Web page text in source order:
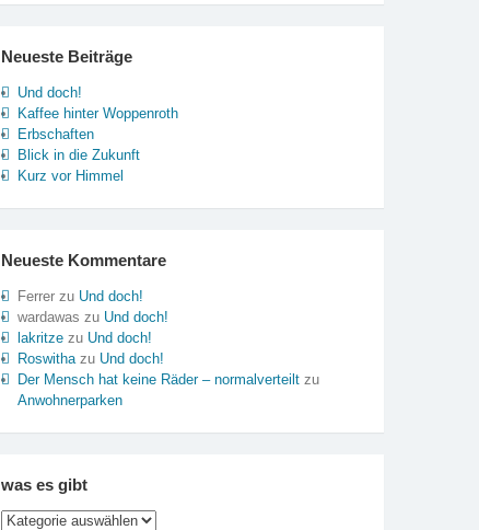
Neueste Beiträge
Und doch!
Kaffee hinter Woppenroth
Erbschaften
Blick in die Zukunft
Kurz vor Himmel
Neueste Kommentare
Ferrerzu Und doch!
wardawas zu Und doch!
lakritzezu Und doch!
Roswithazu Und doch!
Der Mensch hat keine Räder – normalverteiltzu
Anwohnerparken
was es gibt
was